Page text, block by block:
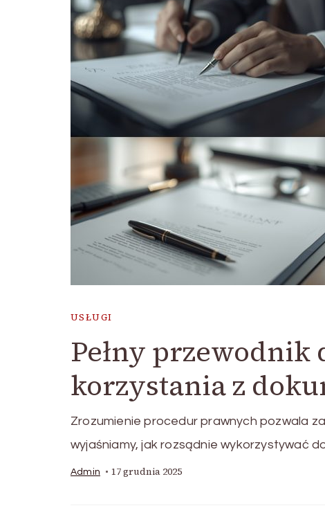
USŁUGI
Pełny przewodnik
korzystania z
Zrozumienie procedur prawnych pozwala
wyjaśniamy, jak rozsądnie wykorzystywać
Admin 17 grudnia 2025